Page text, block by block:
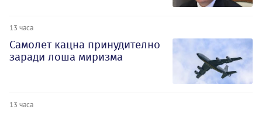
13 часа
Самолет кацна принудително
заради лоша миризма
13 часа